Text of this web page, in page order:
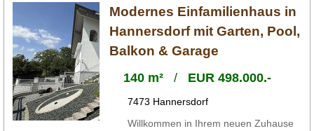
Modernes Einfamilienhaus in
Hannersdorf mit Garten, Pool,
Balkon & Garage
140 m²/ EUR 498.000.-
7473 Hannersdorf
Willkommen in Ihrem neuen Zuhause